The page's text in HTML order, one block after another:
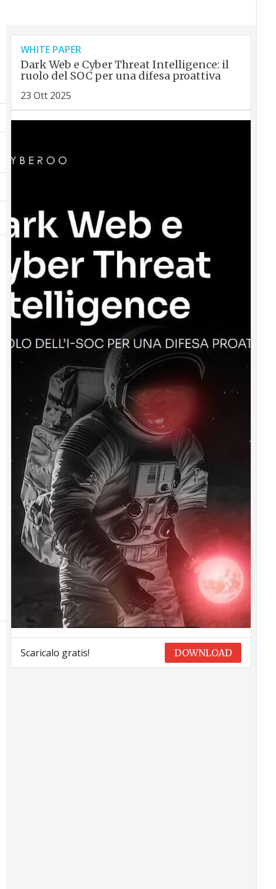
WHITE PAPER
Dark Web e Cyber Threat Intelligence: il
ruolo del SOC per una difesa proattiva
23 Ott 2025
Scaricalo gratis! DOWNLOAD